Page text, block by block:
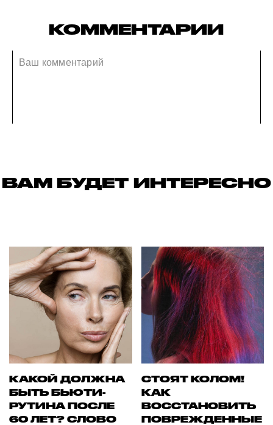
КОММЕНТАРИИ
ВАМ БУДЕТ ИНТЕРЕСНО
КАКОЙ ДОЛЖНА
БЫТЬ БЬЮТИ-
РУТИНА ПОСЛЕ
60 ЛЕТ? СЛОВО
СТОЯТ КОЛОМ!
КАК
ВОССТАНОВИТЬ
ПОВРЕЖДЕННЫЕ